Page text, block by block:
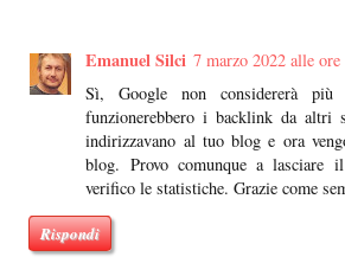
Emanuel Silci 7 marzo 2022 alle
Sì, Google non considererà
funzionerebbero i backlink da altri
indirizzavano al tuo blog e ora
blog. Provo comunque a lasciare
verifico le statistiche. Grazie come
Rispondi